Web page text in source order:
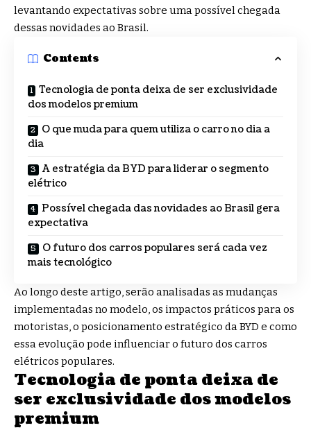
levantando expectativas sobre uma possível chegada
dessas novidades ao Brasil.
Contents
Tecnologia de ponta deixa de ser exclusividade
dos modelos premium
O que muda para quem utiliza o carro no dia a
dia
A estratégia da BYD para liderar o segmento
elétrico
Possível chegada das novidades ao Brasil gera
expectativa
O futuro dos carros populares será cada vez
mais tecnológico
Ao longo deste artigo, serão analisadas as mudanças
implementadas no modelo, os impactos práticos para os
motoristas, o posicionamento estratégico da BYD e como
essa evolução pode influenciar o futuro dos carros
elétricos populares.
Tecnologia de ponta deixa de
ser exclusividade dos modelos
premium